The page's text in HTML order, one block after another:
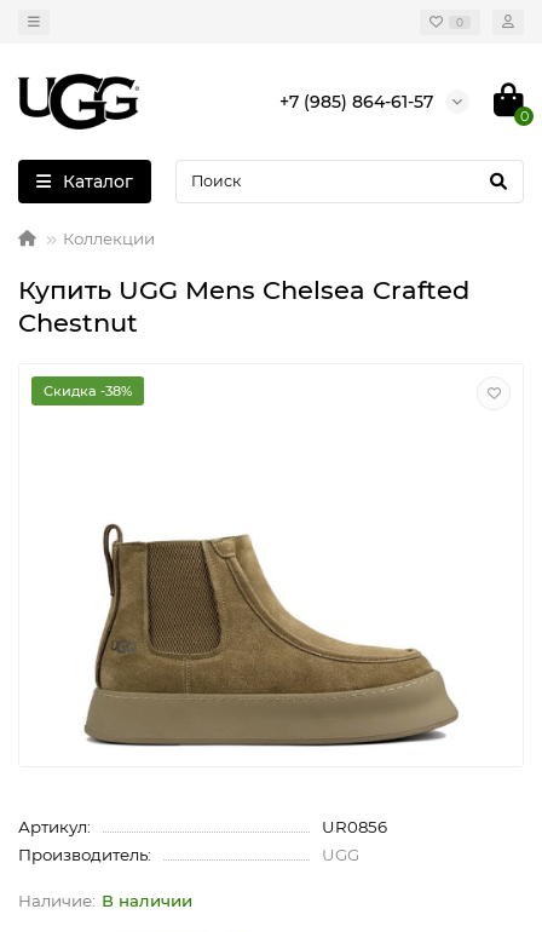
0
+7 (985) 864-61-57
0
Каталог
Коллекции
Купить UGG Mens Chelsea Crafted
Chestnut
Скидка -38%
Артикул:
UR0856
Производитель:
UGG
В наличии